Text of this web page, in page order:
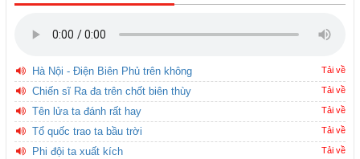
Hà Nội - Điện Biên Phủ trên không Tải về
Chiến sĩ Ra đa trên chốt biên thùy Tải về
Tên lửa ta đánh rất hay Tải về
Tổ quốc trao ta bầu trời Tải về
Phi đội ta xuất kích Tải về